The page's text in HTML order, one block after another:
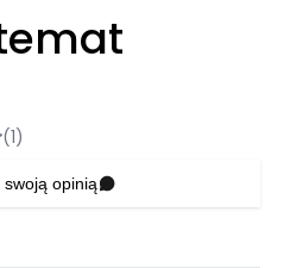
(1)
swoją opinią